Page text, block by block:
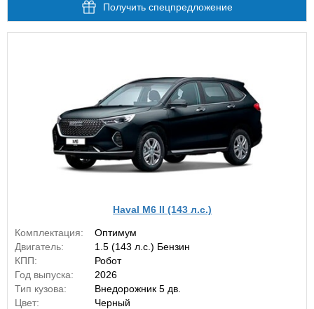
Получить спецпредложение
Haval M6 II (143 л.с.)
Комплектация:
Оптимум
Двигатель:
1.5 (143 л.с.) Бензин
КПП:
Робот
Год выпуска:
2026
Тип кузова:
Внедорожник 5 дв.
Цвет:
Черный